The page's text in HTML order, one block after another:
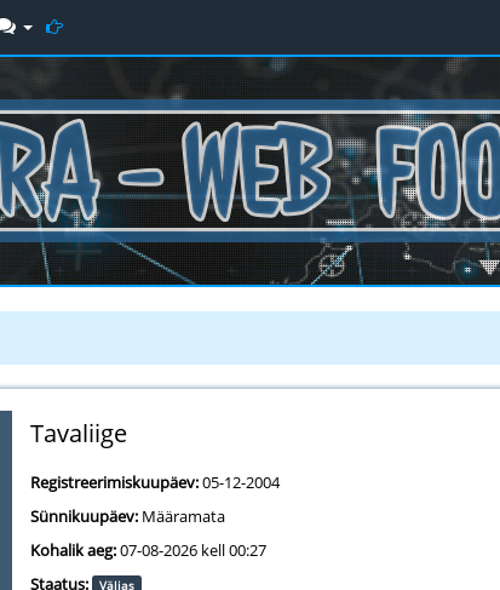
Tavaliige
Registreerimiskuupäev:05-12-2004
Sünnikuupäev: Määramata
Kohalik aeg:07-08-2026 kell 00:27
Staatus:
Väljas